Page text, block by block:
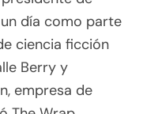
un día como parte
ciencia ficción
Berry y
empresa de